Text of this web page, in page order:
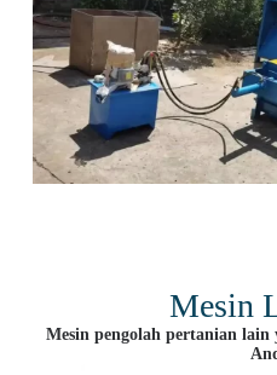
Mesin
Mesin pengolah pertanian